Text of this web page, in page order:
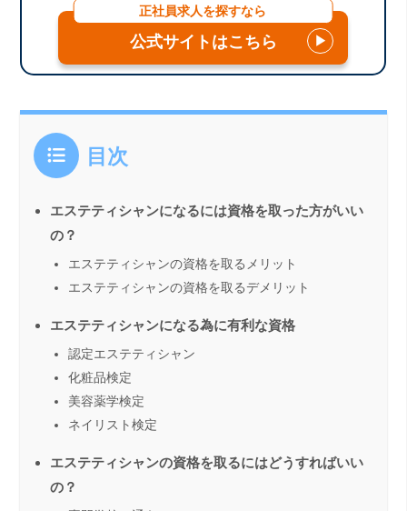
正社員求人を探すなら
公式サイトはこちら ▶
目次
エステティシャンになるには資格を取った方がいい
の？
エステティシャンの資格を取るメリット
エステティシャンの資格を取るデメリット
エステティシャンになる為に有利な資格
認定エステティシャン
化粧品検定
美容薬学検定
ネイリスト検定
エステティシャンの資格を取るにはどうすればいい
の？